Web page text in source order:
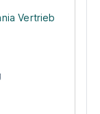
Vertrieb